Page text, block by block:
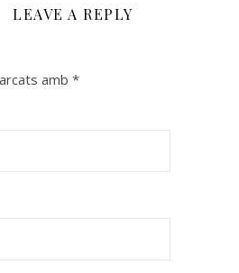
LEAVE A REPLY
amb *